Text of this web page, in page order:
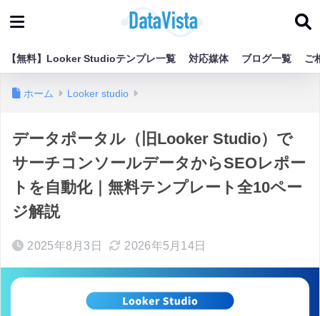
【無料】Looker Studioテンプレ一覧 対応媒体 ブログ一覧 ご
ホーム Looker studio
データポータル（旧Looker Studio）で
サーチコンソールデータからSEOレポー
トを自動化｜無料テンプレート全10ペー
ジ解説
2025年8月3日 2026年5月14日